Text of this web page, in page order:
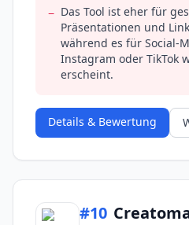
− Das Tool ist eher für
Präsentationen und
während es für Social-
Instagram oder TikTok
erscheint.
Details & Bewertung
#10